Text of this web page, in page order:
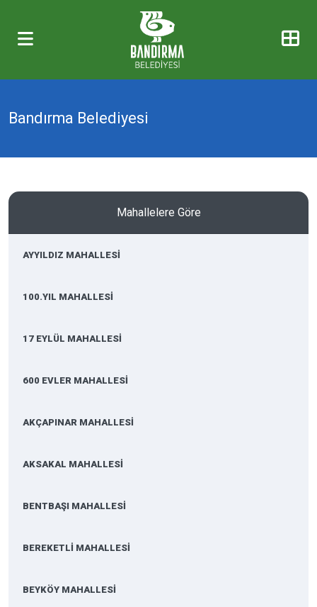
Bandırma Belediyesi
Mahallelere Göre
AYYILDIZ MAHALLESİ
100.YIL MAHALLESİ
17 EYLÜL MAHALLESİ
600 EVLER MAHALLESİ
AKÇAPINAR MAHALLESİ
AKSAKAL MAHALLESİ
BENTBAŞI MAHALLESİ
BEREKETLİ MAHALLESİ
BEYKÖY MAHALLESİ